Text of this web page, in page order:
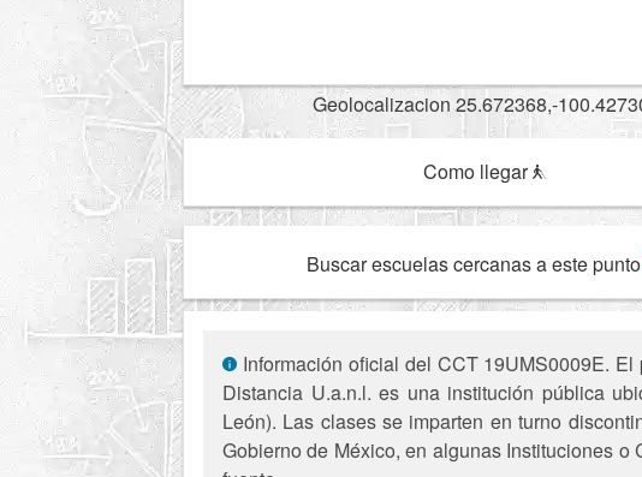
Geolocalizacion 25.672368,-
Como llegar
Buscar escuelas cercanas a este
Información oficial del CCT 19UMS0009E.
Distancia U.a.n.l. es una institución pública
León). Las clases se imparten en turno
Gobierno de México, en algunas Instituciones